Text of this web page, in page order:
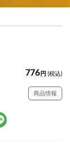
776 円 (税込)
商品情報